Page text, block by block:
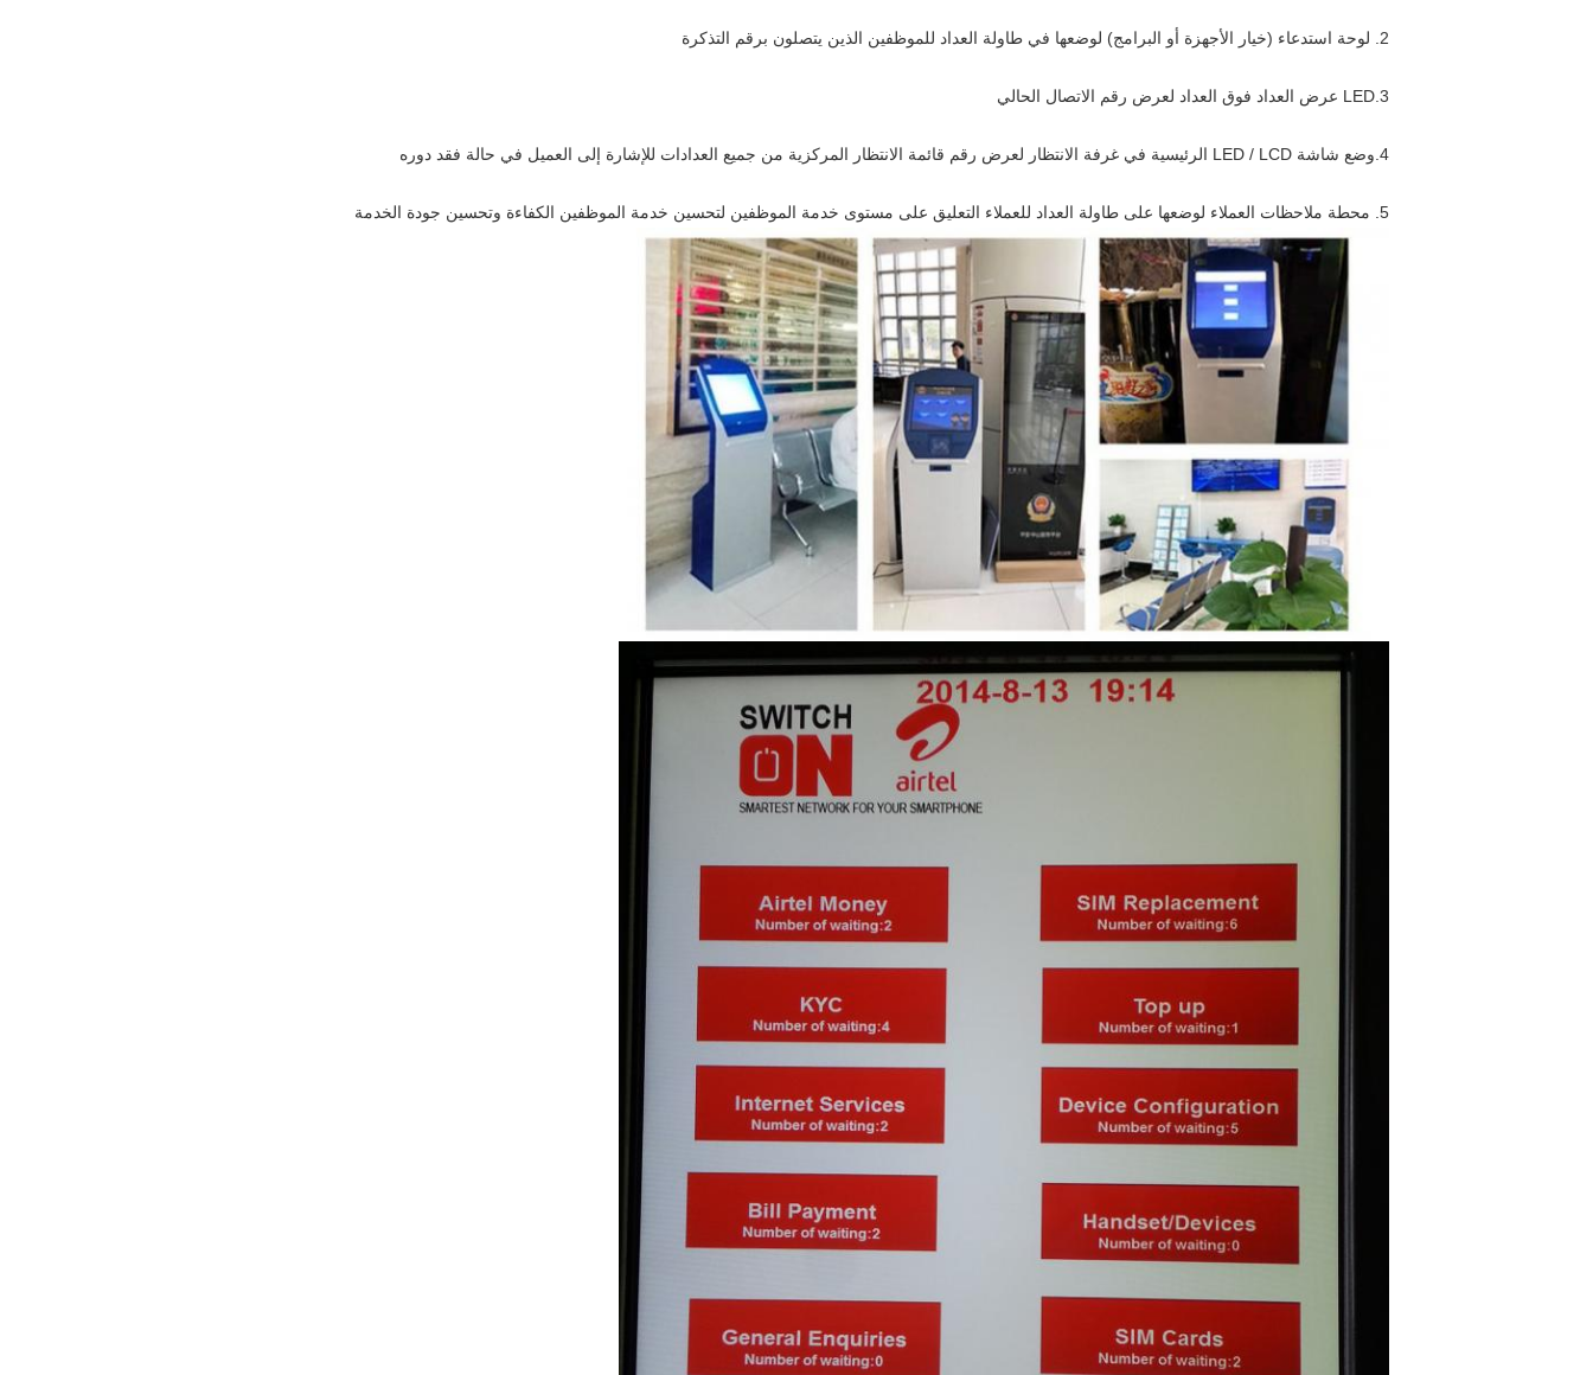
2. لوحة استدعاء (خيار الأجهزة أو البرامج) لوضعها في طاولة العداد للموظفين الذين يتصلون برقم التذكرة
3.LED عرض العداد فوق العداد لعرض رقم الاتصال الحالي
4.وضع شاشة LED / LCD الرئيسية في غرفة الانتظار لعرض رقم قائمة الانتظار المركزية من جميع العدادات للإشارة إلى العميل في حالة فقد دوره
5. محطة ملاحظات العملاء لوضعها على طاولة العداد للعملاء التعليق على مستوى خدمة الموظفين لتحسين خدمة الموظفين الكفاءة وتحسين جودة الخدمة